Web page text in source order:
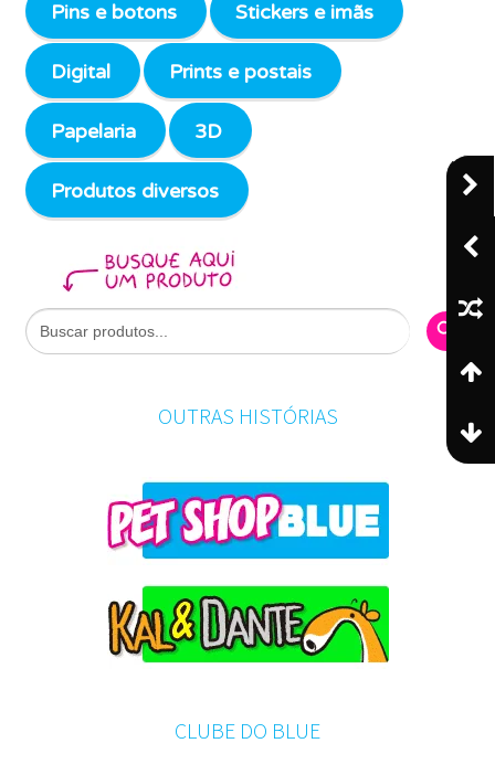
Pins e botons Stickers e imãs
Digital Prints e postais
Papelaria 3D
Produtos diversos
Search
for:
Search
OUTRAS HISTÓRIAS
CLUBE DO BLUE